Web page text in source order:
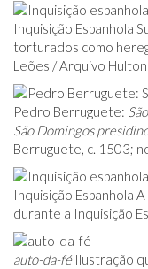
Inquisição Espanhola
torturados como
Leões / Arquivo
Pedro Berruguete:
São Domingos
Berruguete, c. 1503;
Inquisição Espanhola
durante a Inquisição
auto-da-féIlustração